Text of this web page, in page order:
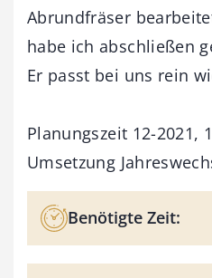
Abrundfräser
habe ich abschließen
Er passt bei uns rein
Planungszeit 12-2021,
Umsetzung
Benötigte Zeit: